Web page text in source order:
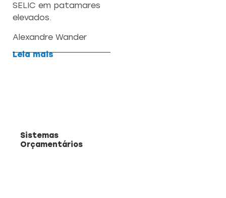
SELIC em patamares
elevados.
Alexandre Wander
Leia mais
Sistemas
Orçamentários